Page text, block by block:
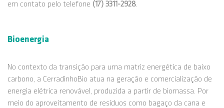
em contato pelo telefone (17) 3311-2928.
Bioenergia
No contexto da transição para uma matriz energética de baixo
carbono, a CerradinhoBio atua na geração e comercialização de
energia elétrica renovável, produzida a partir de biomassa. Por
meio do aproveitamento de resíduos como bagaço da cana e